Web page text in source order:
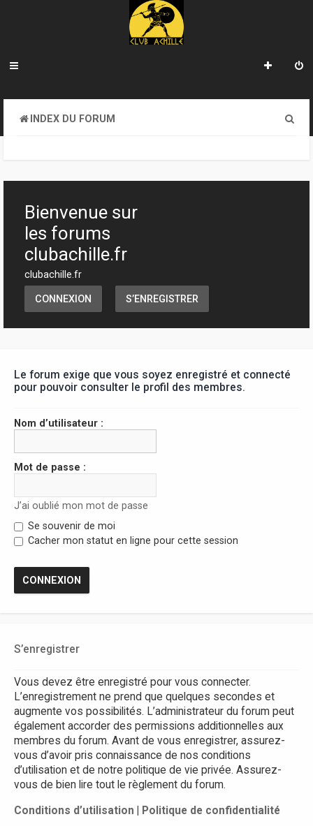
INDEX DU FORUM
h
Bienvenue sur
les forums
clubachille.fr
clubachille.fr
CONNEXION S’ENREGISTRER
Le forum exige que vous soyez enregistré et connecté
pour pouvoir consulter le profil des membres.
Nom d’utilisateur :
Mot de passe :
J’ai oublié mon mot de passe
Se souvenir de moi
Cacher mon statut en ligne pour cette session
S’enregistrer
Vous devez être enregistré pour vous connecter.
L’enregistrement ne prend que quelques secondes et
augmente vos possibilités. L’administrateur du forum peut
également accorder des permissions additionnelles aux
membres du forum. Avant de vous enregistrer, assurez-
vous d’avoir pris connaissance de nos conditions
d’utilisation et de notre politique de vie privée. Assurez-
vous de bien lire tout le règlement du forum.
Conditions d’utilisation Politique de confidentialité